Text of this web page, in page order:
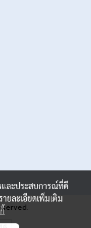
และประสบการณ์ที่ดี
ยละเอียดเพิ่มเติม